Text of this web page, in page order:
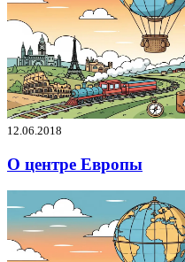
12.06.2018
О центре Европы